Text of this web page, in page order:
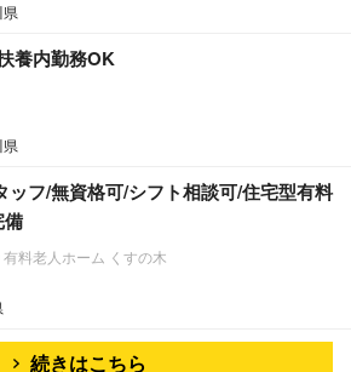
養内勤務OK
ッフ/無資格可/シフト相談可/住宅型有料
備
料老人ホーム くすの木
続きはこちら